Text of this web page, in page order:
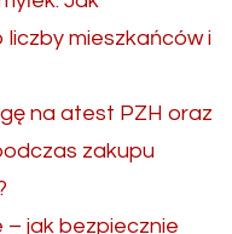
mieszkańców i
na atest PZH oraz
zakupu
jak bezpiecznie